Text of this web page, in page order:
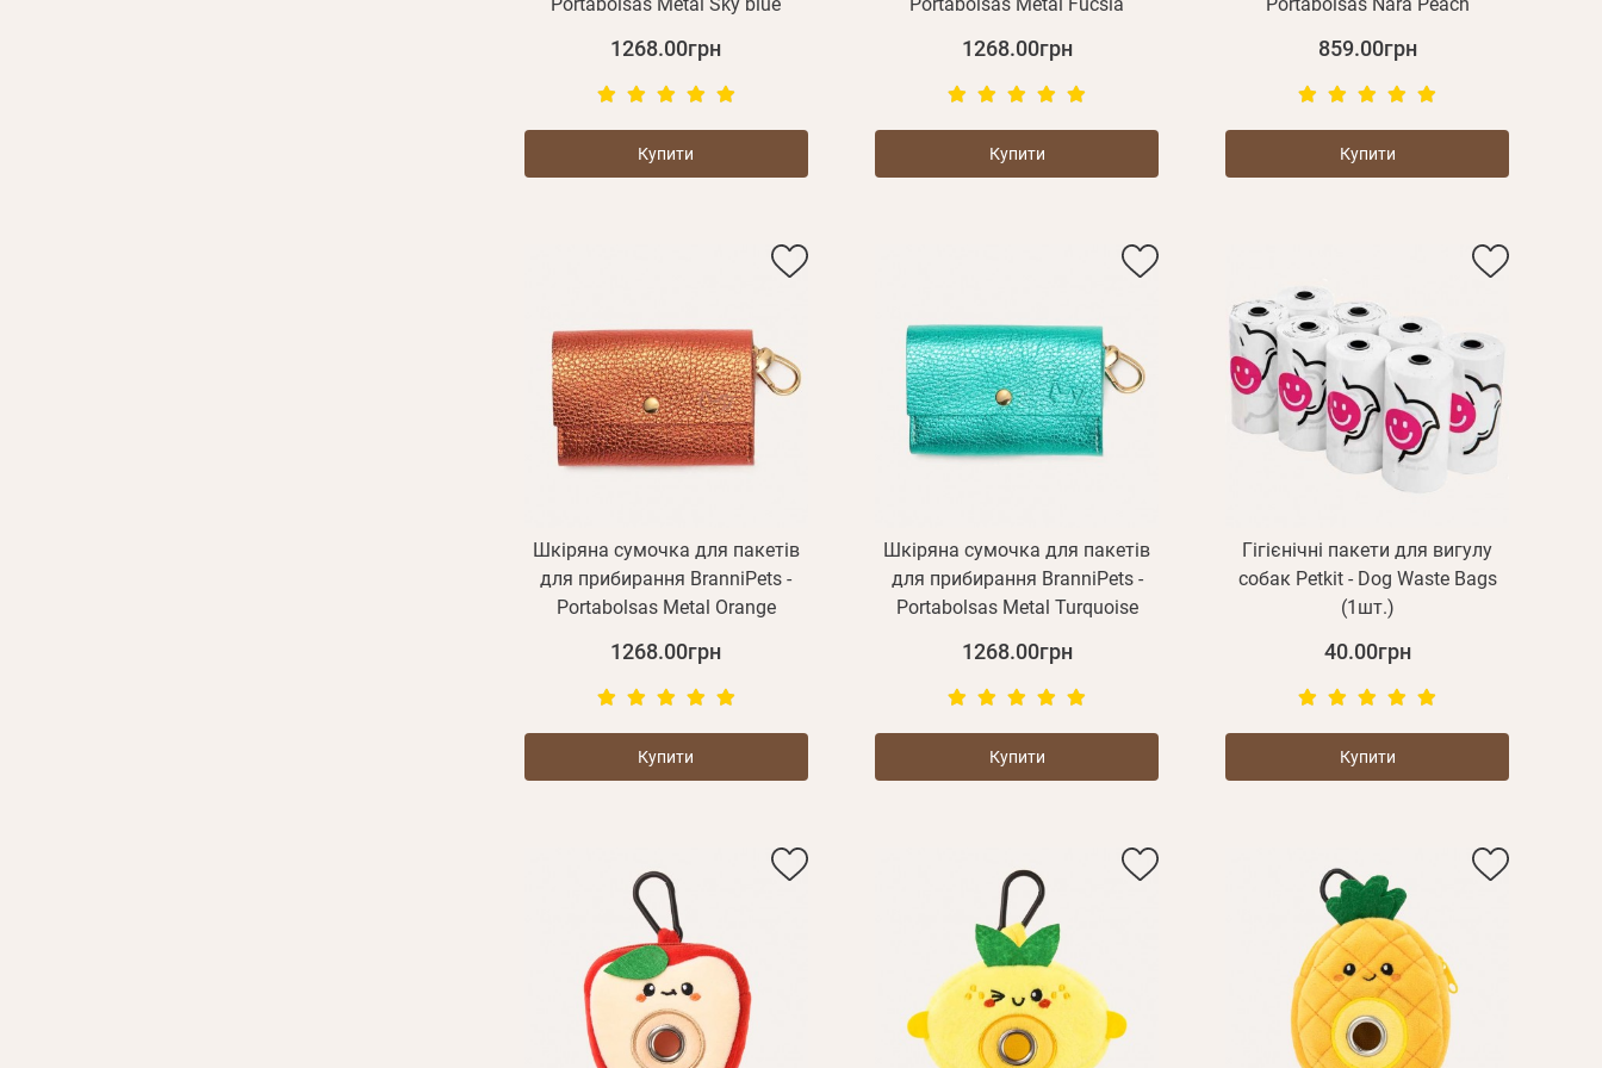
1268.00грн
Купити
1268.00грн
Купити
859.00грн
Купити
Шкіряна сумочка для пакетів
для прибирання BranniPets -
Portabolsas Metal Orange
1268.00грн
Купити
Шкіряна сумочка для пакетів
для прибирання BranniPets -
Portabolsas Metal Turquoise
1268.00грн
Купити
Гігієнічні пакети для вигулу
собак Petkit - Dog Waste Bags
(1шт.)
40.00грн
Купити